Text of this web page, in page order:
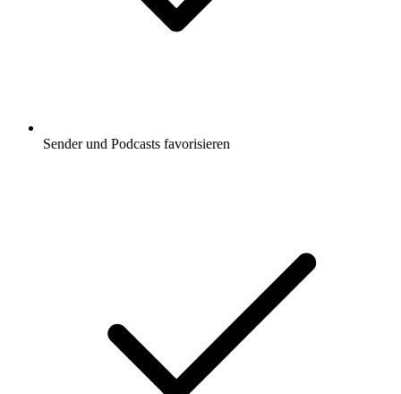
Sender und Podcasts favorisieren